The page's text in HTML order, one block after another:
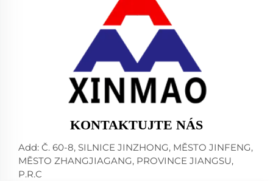
KONTAKTUJTE NÁS
Add: Č. 60-8, SILNICE JINZHONG, MĚSTO JINFENG,
MĚSTO ZHANGJIAGANG, PROVINCE JIANGSU,
P.R.C